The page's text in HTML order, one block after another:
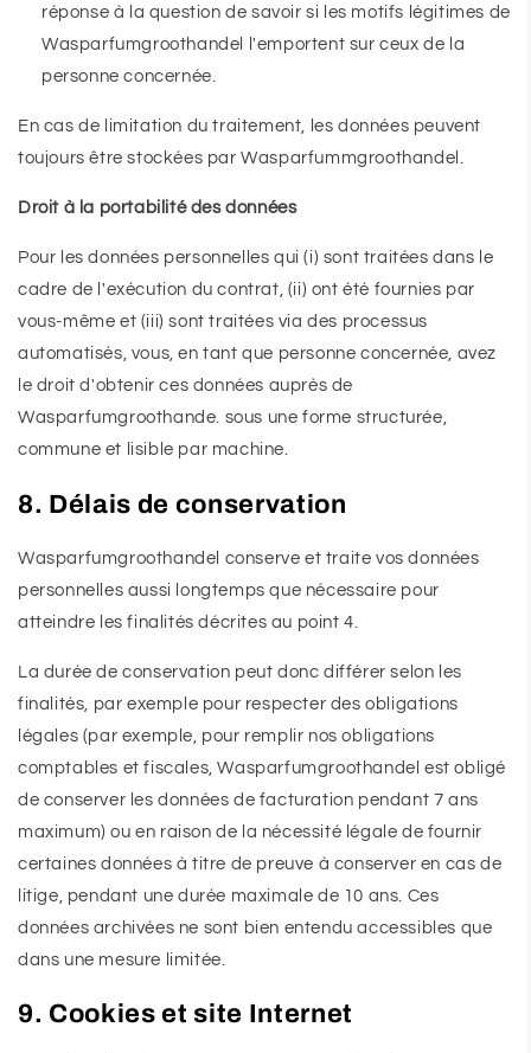
réponse à la question de savoir si les motifs légitimes de
Wasparfumgroothandel l'emportent sur ceux de la
personne concernée.
En cas de limitation du traitement, les données peuvent
toujours être stockées par Wasparfummgroothandel.
Droit à la portabilité des données
Pour les données personnelles qui (i) sont traitées dans le
cadre de l'exécution du contrat, (ii) ont été fournies par
vous-même et (iii) sont traitées via des processus
automatisés, vous, en tant que personne concernée, avez
le droit d'obtenir ces données auprès de
Wasparfumgroothande. sous une forme structurée,
commune et lisible par machine.
8. Délais de conservation
Wasparfumgroothandel conserve et traite vos données
personnelles aussi longtemps que nécessaire pour
atteindre les finalités décrites au point 4.
La durée de conservation peut donc différer selon les
finalités, par exemple pour respecter des obligations
légales (par exemple, pour remplir nos obligations
comptables et fiscales, Wasparfumgroothandel est obligé
de conserver les données de facturation pendant 7 ans
maximum) ou en raison de la nécessité légale de fournir
certaines données à titre de preuve à conserver en cas de
litige, pendant une durée maximale de 10 ans. Ces
données archivées ne sont bien entendu accessibles que
dans une mesure limitée.
9. Cookies et site Internet